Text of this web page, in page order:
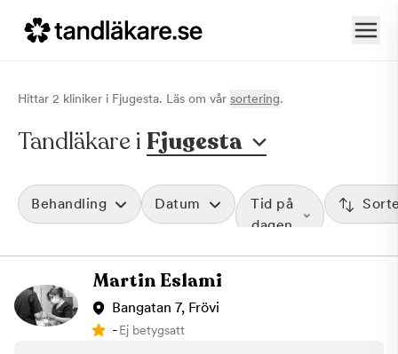
Hittar 2 kliniker i Fjugesta. Läs om vår sortering.
Tandläkare i Fjugesta
Behandling Datum
Tid på
dagen
Martin Eslami
Bangatan 7, Frövi
-Ej betygsatt